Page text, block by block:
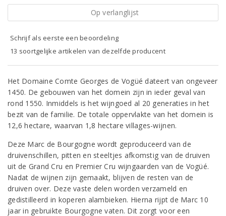
Op verlanglijst
Schrijf als eerste een beoordeling
13 soortgelijke artikelen van dezelfde producent
Het Domaine Comte Georges de Vogüé dateert van ongeveer
1450. De gebouwen van het domein zijn in ieder geval van
rond 1550. Inmiddels is het wijngoed al 20 generaties in het
bezit van de familie. De totale oppervlakte van het domein is
12,6 hectare, waarvan 1,8 hectare villages-wijnen.
Deze Marc de Bourgogne wordt geproduceerd van de
druivenschillen, pitten en steeltjes afkomstig van de druiven
uit de Grand Cru en Premier Cru wijngaarden van de Vogüé.
Nadat de wijnen zijn gemaakt, blijven de resten van de
druiven over. Deze vaste delen worden verzameld en
gedistilleerd in koperen alambieken. Hierna rijpt de Marc 10
jaar in gebruikte Bourgogne vaten. Dit zorgt voor een